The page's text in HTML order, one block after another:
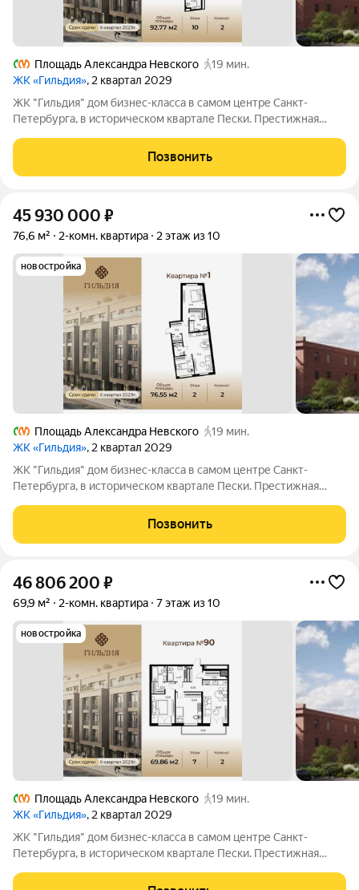
Площадь Александра Невского
19 мин.
ЖК «Гильдия», 2 квартал 2029
ЖК "Гильдия" дом бизнес-класса в самом центре Санкт-
Петербурга, в историческом квартале Пески. Престижная
"Гильдия" создана продуманная внутренняя инфраструктура
для полноценного отдыха и работы.
Позвонить
45 930 000 ₽
76,6 м² 2-комн. квартира 2 этаж из 10
новостройка
Площадь Александра Невского
19 мин.
ЖК «Гильдия», 2 квартал 2029
ЖК "Гильдия" дом бизнес-класса в самом центре Санкт-
Петербурга, в историческом квартале Пески. Престижная
"Гильдия" создана продуманная внутренняя инфраструктура
для полноценного отдыха и работы.
Позвонить
46 806 200 ₽
69,9 м² 2-комн. квартира 7 этаж из 10
новостройка
Площадь Александра Невского
19 мин.
ЖК «Гильдия», 2 квартал 2029
ЖК "Гильдия" дом бизнес-класса в самом центре Санкт-
Петербурга, в историческом квартале Пески. Престижная
"Гильдия" создана продуманная внутренняя инфраструктура